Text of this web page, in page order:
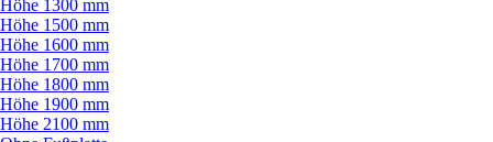
Höhe 1300 mm
Höhe 1500 mm
Höhe 1600 mm
Höhe 1700 mm
Höhe 1800 mm
Höhe 1900 mm
Höhe 2100 mm